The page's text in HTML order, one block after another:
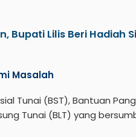
Bupati Lilis Beri Hadiah
Masalah
Tunai (BST), Bantuan
Tunai (BLT) yang